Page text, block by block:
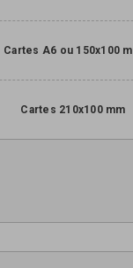
Cartes A6 ou 150x100
Cartes 210x100 mm